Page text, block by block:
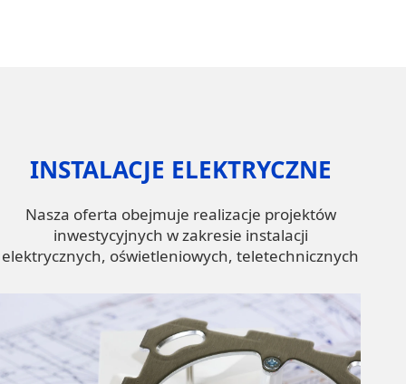
INSTALACJE ELEKTRYCZNE
Nasza oferta obejmuje realizacje projektów
inwestycyjnych w zakresie instalacji
elektrycznych, oświetleniowych, teletechnicznych